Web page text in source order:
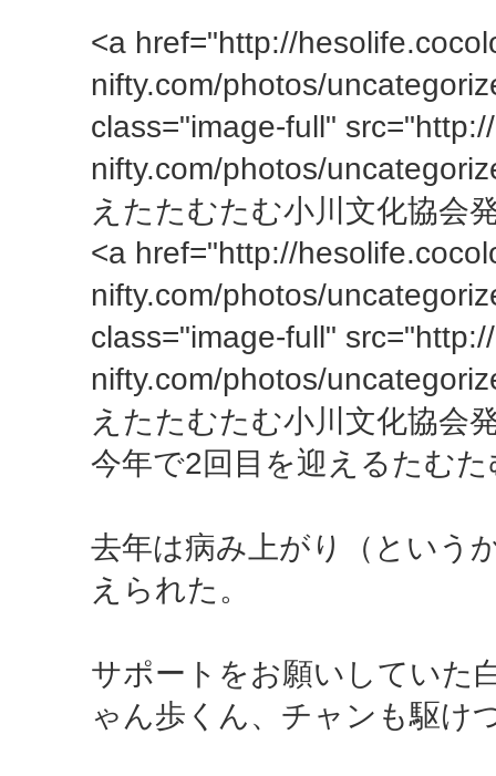
<a href="http://
nifty.com/photos/
class="image-full"
nifty.com/photos/
えたたむたむ小川文化協会
<a href="http://
nifty.com/photos/
class="image-full"
nifty.com/photos/
えたたむたむ小川文化協会
今年で2回目を迎えるたむ
去年は病み上がり（という
えられた。
サポートをお願いしていた
ゃん歩くん、チャンも駆け